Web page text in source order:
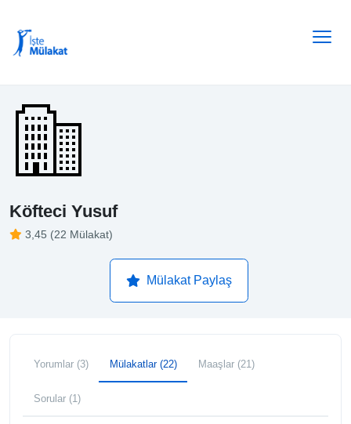
Köfteci Yusuf
3,45 (22 Mülakat)
Mülakat Paylaş
Yorumlar (3) Mülakatlar (22) Maaşlar (21)
Sorular (1)